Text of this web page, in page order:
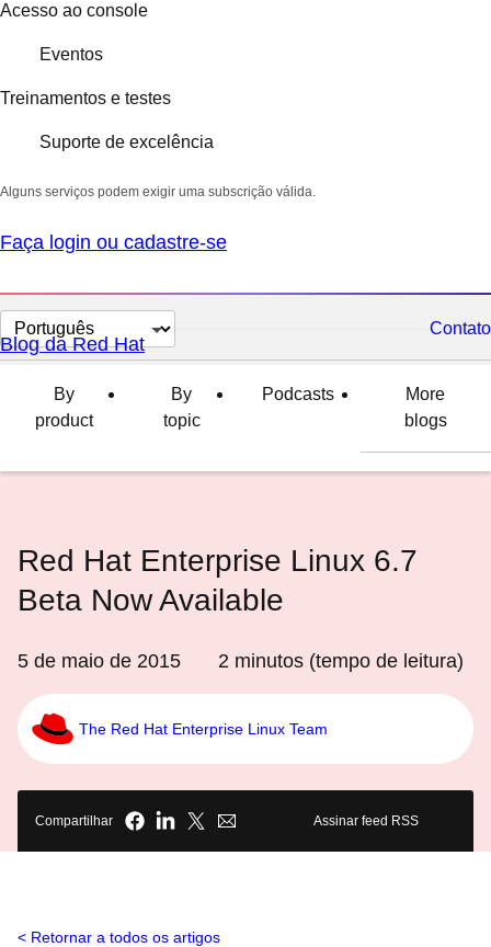
Acesso ao console
Eventos
Treinamentos e testes
Suporte de excelência
Alguns serviços podem exigir uma subscrição válida.
Faça login ou cadastre-se
Selecionar
idioma
Contato
Blog da Red Hat
By
product
By
topic
Podcasts
More
blogs
Red Hat Enterprise Linux 6.7
Beta Now Available
5 de maio de 2015 2 minutos (tempo de leitura)
The Red Hat Enterprise Linux Team
Compartilhar Assinar feed RSS
Retornar a todos os artigos